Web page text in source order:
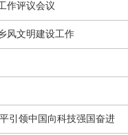
作评议会议
风文明建设工作
引领中国向科技强国奋进